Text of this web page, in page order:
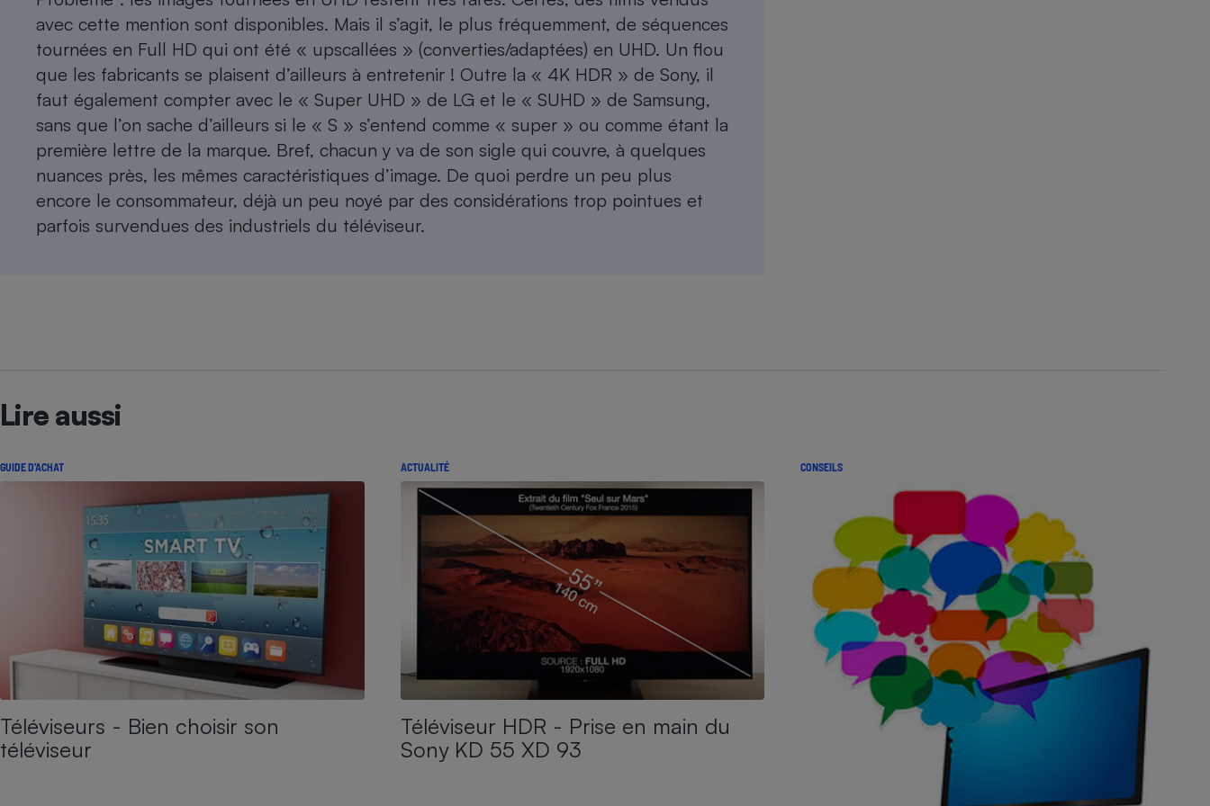
avec cette mention sont disponibles. Mais il s’agit, le plus fréquemment, de séquences
tournées en Full HD qui ont été « upscallées » (converties/adaptées) en UHD. Un flou
que les fabricants se plaisent d’ailleurs à entretenir ! Outre la « 4K HDR » de Sony, il
faut également compter avec le « Super UHD » de LG et le « SUHD » de Samsung,
sans que l’on sache d’ailleurs si le « S » s’entend comme « super » ou comme étant la
première lettre de la marque. Bref, chacun y va de son sigle qui couvre, à quelques
nuances près, les mêmes caractéristiques d’image. De quoi perdre un peu plus
encore le consommateur, déjà un peu noyé par des considérations trop pointues et
parfois survendues des industriels du téléviseur.
Lire aussi
GUIDE D'ACHAT
Téléviseurs - Bien choisir son
téléviseur
ACTUALITÉ
Téléviseur HDR - Prise en main du
Sony KD 55 XD 93
CONSEILS